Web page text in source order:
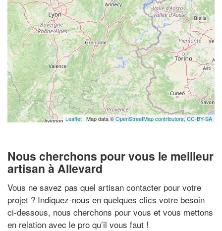
Leaflet | Map data ©OpenStreetMap contributors, CC-BY-SA
Nous cherchons pour vous le meilleur
artisan à Allevard
Vous ne savez pas quel artisan contacter pour votre
projet ? Indiquez-nous en quelques clics votre besoin
ci-dessous, nous cherchons pour vous et vous mettons
en relation avec le pro qu’il vous faut !